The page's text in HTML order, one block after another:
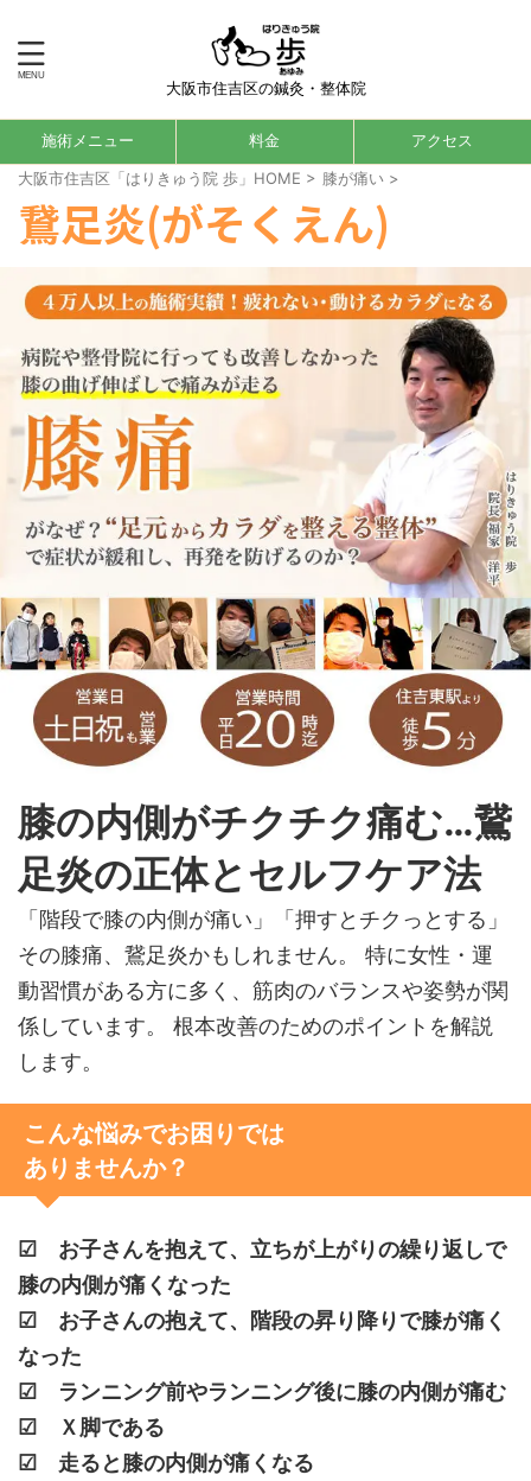
大阪市住吉区の鍼灸・整体院
施術メニュー 料金 アクセス
大阪市住吉区「はりきゅう院 歩」HOME > 膝が痛い >
鵞足炎(がそくえん)
膝の内側がチクチク痛む…鵞
足炎の正体とセルフケア法
「階段で膝の内側が痛い」「押すとチクっとする」
その膝痛、鵞足炎かもしれません。 特に女性・運
動習慣がある方に多く、筋肉のバランスや姿勢が関
係しています。 根本改善のためのポイントを解説
します。
こんな悩みでお困りでは
ありませんか？
☑ お子さんを抱えて、 立ちが上がりの繰り返しで
膝の内側が痛くなった
☑ お子さんの抱えて、階段の昇り降りで膝が痛く
なった
☑ ランニング前やランニング後に膝の内側が痛む
☑ Ｘ脚である
☑ 走ると膝の内側が痛くなる